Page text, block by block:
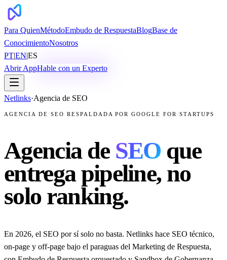
Para QuienMétodoEmbudo de RespuestaBlogBase de
ConocimientoNosotros
PT|EN|ES
Abrir AppHable con un Experto
Netlinks·Agencia de SEO
AGENCIA DE SEO RESPALDADA POR GOOGLE FOR STARTUPS
Agencia de SEO que
entrega pipeline, no
solo ranking.
En 2026, el SEO por sí solo no basta. Netlinks hace SEO técnico,
on-page y off-page bajo el paraguas del Marketing de Respuesta,